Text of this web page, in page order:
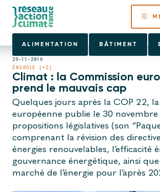
ALIMENTATION BÂTIMENT
29-11-2016
ÉNERGIE [+2]
Climat : la Commission
prend le mauvais cap
Quelques jours après la COP 22,
européenne publie le 30 novembre
propositions législatives (son
comprenant la révision des
énergies renouvelables, l’efficacité
gouvernance énergétique, ainsi
marché de l’énergie pour l’après